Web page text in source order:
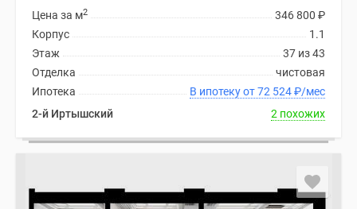
346 800 ₽
Цена за м2
1.1
Корпус
37 из 43
Этаж
чистовая
Отделка
В ипотеку от 72 524₽/мес
Ипотека
2-й Иртышский
2 похожих